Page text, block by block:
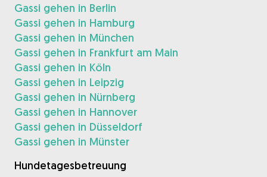
Gassi gehen in Berlin
Gassi gehen in Hamburg
Gassi gehen in München
Gassi gehen in Frankfurt am Main
Gassi gehen in Köln
Gassi gehen in Leipzig
Gassi gehen in Nürnberg
Gassi gehen in Hannover
Gassi gehen in Düsseldorf
Gassi gehen in Münster
Hundetagesbetreuung